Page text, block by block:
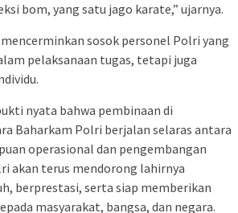
bom, yang satu jago karate,” ujarnya.
sosok personel Polri yang
pelaksanaan tugas, tetapi juga
nyata bahwa pembinaan di
Baharkam Polri berjalan selaras antara
operasional dan pengembangan
akan terus mendorong lahirnya
berprestasi, serta siap memberikan
masyarakat, bangsa, dan negara.